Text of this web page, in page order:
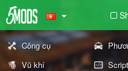
Công cụ
Vũ khí